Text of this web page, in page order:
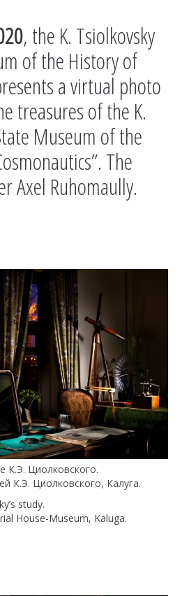
, the K. Tsiolkovsky
of the History of
a virtual photo
treasures of the K.
Museum of the
The
Axel Ruhomaully.
К.Э. Циолковского.
К.Э. Циолковского, Калуга.
study.
House-Museum, Kaluga.